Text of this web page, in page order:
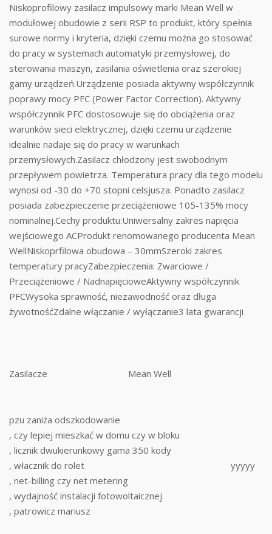
Niskoprofilowy zasilacz impulsowy marki Mean Well w
modułowej obudowie z serii RSP to produkt, który spełnia
surowe normy i kryteria, dzięki czemu można go stosować
do pracy w systemach automatyki przemysłowej, do
sterowania maszyn, zasilania oświetlenia oraz szerokiej
gamy urządzeń.Urządzenie posiada aktywny współczynnik
poprawy mocy PFC (Power Factor Correction). Aktywny
współczynnik PFC dostosowuje się do obciążenia oraz
warunków sieci elektrycznej, dzięki czemu urządzenie
idealnie nadaje się do pracy w warunkach
przemysłowych.Zasilacz chłodzony jest swobodnym
przepływem powietrza. Temperatura pracy dla tego modelu
wynosi od -30 do +70 stopni celsjusza. Ponadto zasilacz
posiada zabezpieczenie przeciążeniowe 105-135% mocy
nominalnej.Cechy produktu:Uniwersalny zakres napięcia
wejściowego ACProdukt renomowanego producenta Mean
WellNiskoprfilowa obudowa – 30mmSzeroki zakres
temperatury pracyZabezpieczenia: Zwarciowe /
Przeciążeniowe / NadnapięcioweAktywny współczynnik
PFCWysoka sprawność, niezawodność oraz długa
żywotnośćZdalne włączanie / wyłączanie3 lata gwarancji
Zasilacze Mean Well
pzu zaniża odszkodowanie
, czy lepiej mieszkać w domu czy w bloku
, licznik dwukierunkowy gama 350 kody
, włacznik do rolet
, net-billing czy net metering
, wydajność instalacji fotowoltaicznej
, patrowicz mariusz
yyyyy